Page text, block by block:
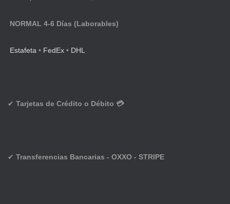
NORMAL 4-6 Días (Laborables)
Estafeta • FedEx • DHL
✔ Tarjetas de Crédito o Débito 💳
✔ Transferencias Bancarias - OXXO - STRIPE